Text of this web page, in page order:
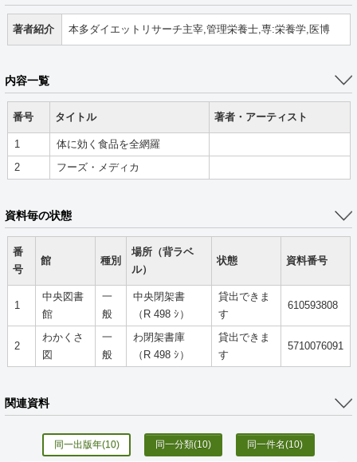
著者紹介 本多ダイエットリサーチ主宰,管理栄養士,専:栄養学,医博
内容一覧
番号 タイトル 著者・アーティスト
1 体に効く食品を全網羅
2 フーズ・メディカ
資料毎の状態
番
号
館 種別
場所（背ラベ
ル）
状態 資料番号
1
中央図書
館
一
般
中央閉架書
（R 498 ｼ）
貸出できま
す
610593808
2
わかくさ
図
一
般
わ閉架書庫
（R 498 ｼ）
貸出できま
す
5710076091
関連資料
同一出版年(10) 同一分類(10) 同一件名(10)